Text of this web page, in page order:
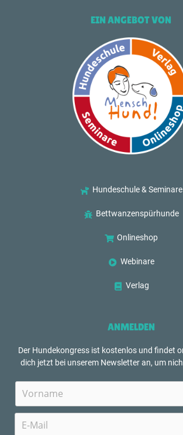
EIN ANGEBOT VON
Hundeschule & Seminare
Bettwanzenspürhunde
Onlineshop
Webinare
Verlag
ANMELDEN
Der Hundekongress ist kostenlos und findet
dich jetzt bei unserem Newsletter an, um